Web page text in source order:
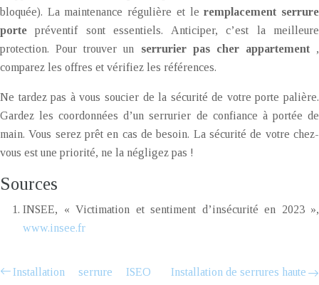
bloquée). La maintenance régulière et leremplacement serrure
portepréventif sont essentiels. Anticiper, c’est la meilleure
protection. Pour trouver un serrurier pas cher appartement ,
comparez les offres et vérifiez les références.
Ne tardez pas à vous soucier de la sécurité de votre porte palière.
Gardez les coordonnées d’un serrurier de confiance à portée de
main. Vous serez prêt en cas de besoin. La sécurité de votre chez-
vous est une priorité, ne la négligez pas !
Sources
INSEE, « Victimation et sentiment d’insécurité en 2023 »,
www.insee.fr
Installation serrure ISEO
Installation de serrures haute